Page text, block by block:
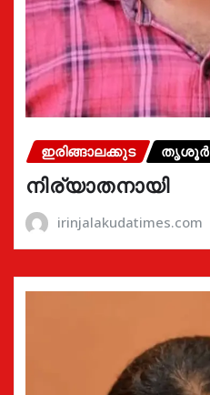
ഇരിങ്ങാലക്കുട തൃശൂർ
നിര്യാതനായി
irinjalakudatimes.com